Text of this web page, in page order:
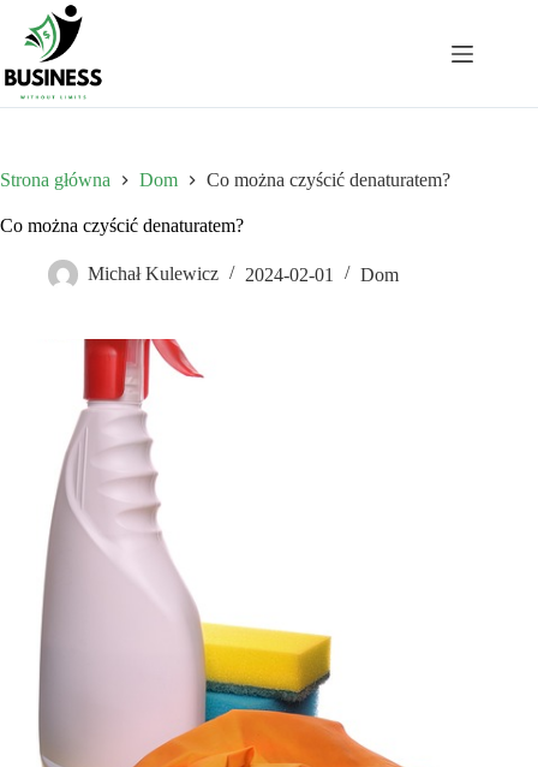
Przejdź
treści
Strona główna Dom Co można czyścić denaturatem?
Co można czyścić denaturatem?
Michał Kulewicz 2024-02-01 Dom